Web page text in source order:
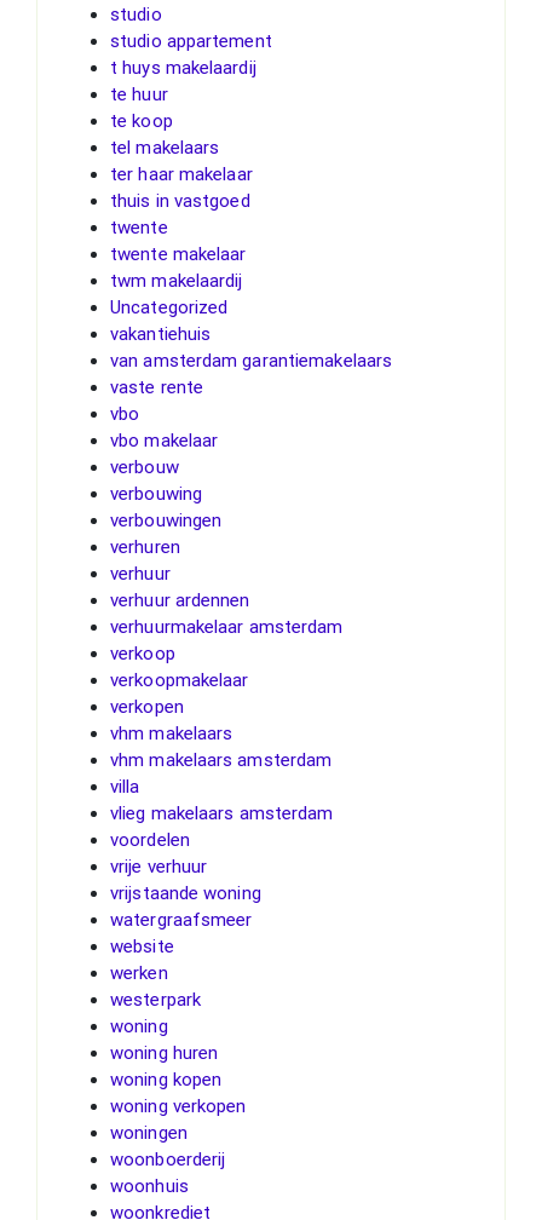
studio
studio appartement
t huys makelaardij
te huur
te koop
tel makelaars
ter haar makelaar
thuis in vastgoed
twente
twente makelaar
twm makelaardij
Uncategorized
vakantiehuis
van amsterdam garantiemakelaars
vaste rente
vbo
vbo makelaar
verbouw
verbouwing
verbouwingen
verhuren
verhuur
verhuur ardennen
verhuurmakelaar amsterdam
verkoop
verkoopmakelaar
verkopen
vhm makelaars
vhm makelaars amsterdam
villa
vlieg makelaars amsterdam
voordelen
vrije verhuur
vrijstaande woning
watergraafsmeer
website
werken
westerpark
woning
woning huren
woning kopen
woning verkopen
woningen
woonboerderij
woonhuis
woonkrediet